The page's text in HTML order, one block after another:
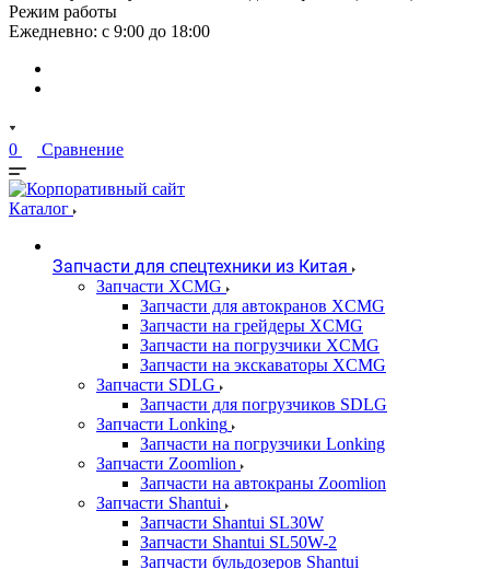
Режим работы
Ежедневно: с 9:00 до 18:00
0 Сравнение
Каталог
Запчасти для спецтехники из Китая
Запчасти XCMG
Запчасти для автокранов XCMG
Запчасти на грейдеры XCMG
Запчасти на погрузчики XCMG
Запчасти на экскаваторы XCMG
Запчасти SDLG
Запчасти для погрузчиков SDLG
Запчасти Lonking
Запчасти на погрузчики Lonking
Запчасти Zoomlion
Запчасти на автокраны Zoomlion
Запчасти Shantui
Запчасти Shantui SL30W
Запчасти Shantui SL50W-2
Запчасти бульдозеров Shantui